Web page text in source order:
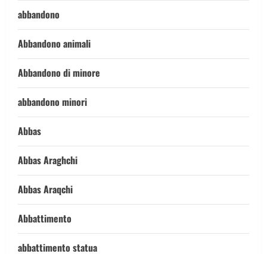
abbandono
Abbandono animali
Abbandono di minore
abbandono minori
Abbas
Abbas Araghchi
Abbas Araqchi
Abbattimento
abbattimento statua